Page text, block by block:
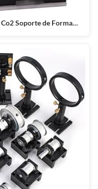
Soporte de Forma…